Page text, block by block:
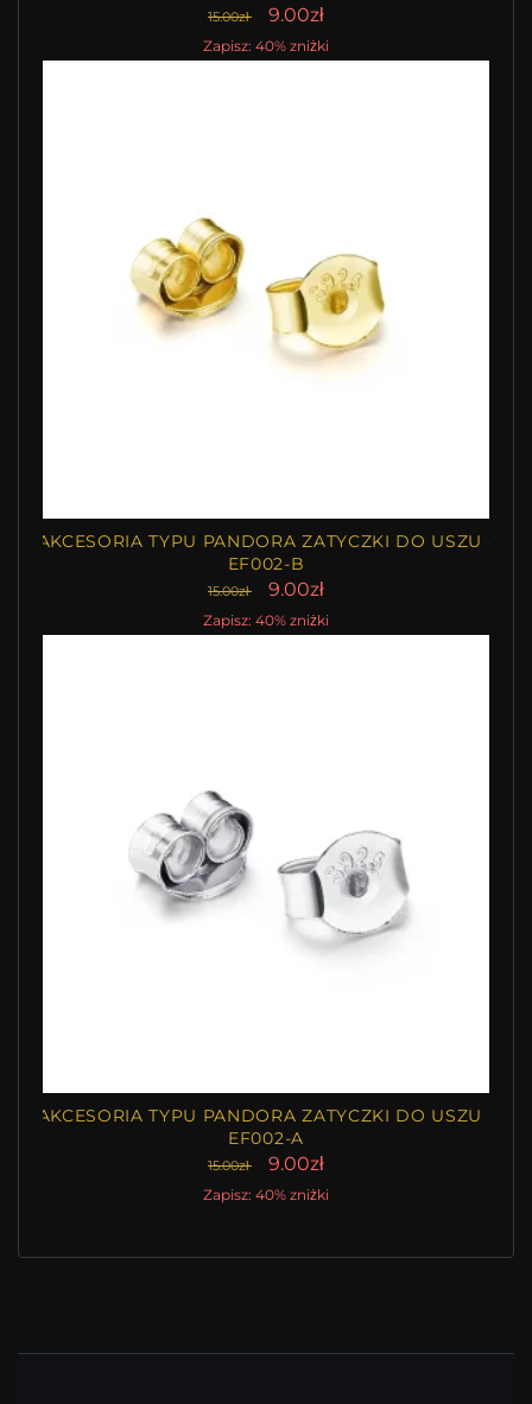
15.00zł 9.00zł
Zapisz: 40% zniżki
AKCESORIA TYPU PANDORA ZATYCZKI DO USZU -
EF002-B
15.00zł 9.00zł
Zapisz: 40% zniżki
AKCESORIA TYPU PANDORA ZATYCZKI DO USZU -
EF002-A
15.00zł 9.00zł
Zapisz: 40% zniżki